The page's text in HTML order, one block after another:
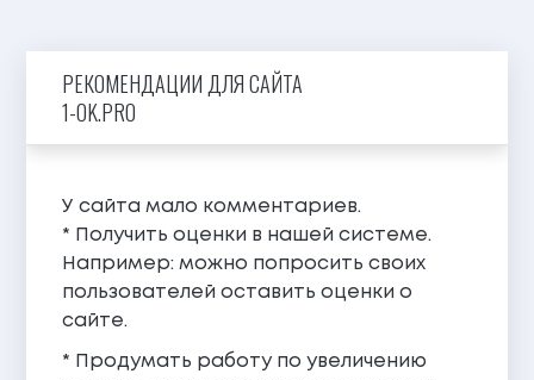
РЕКОМЕНДАЦИИ ДЛЯ САЙТА
1-OK.PRO
У сайта мало комментариев.
* Получить оценки в нашей системе.
Например: можно попросить своих
пользователей оставить оценки о
сайте.
* Продумать работу по увеличению